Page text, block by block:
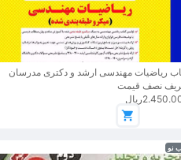
ریاضیات مهندسی ارشد و دکتری مدرسان
نصف قیمت
نو